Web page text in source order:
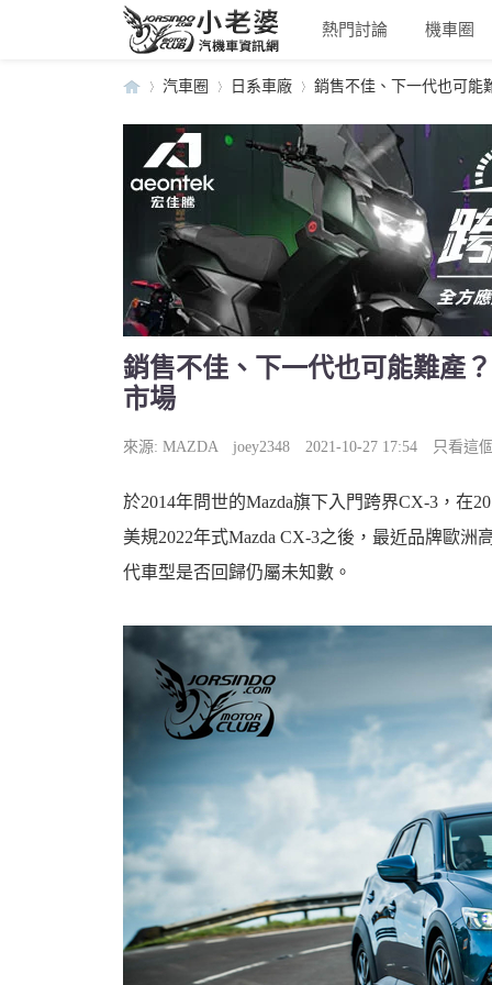
熱門討論 機車圈
小
老
汽
›
汽車圈
›
日系車廠 銷售不佳、下一代也可能
銷售不佳、下一代也可能難產
市場
來源: MAZDA joey2348 2021-10-27 17:54 只看這
於2014年問世的Mazda旗下入門跨界CX-3，在
美規2022年式Mazda CX-3之後，最近品牌歐
代車型是否回歸仍屬未知數。